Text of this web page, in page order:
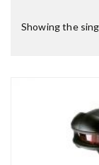
Showing the